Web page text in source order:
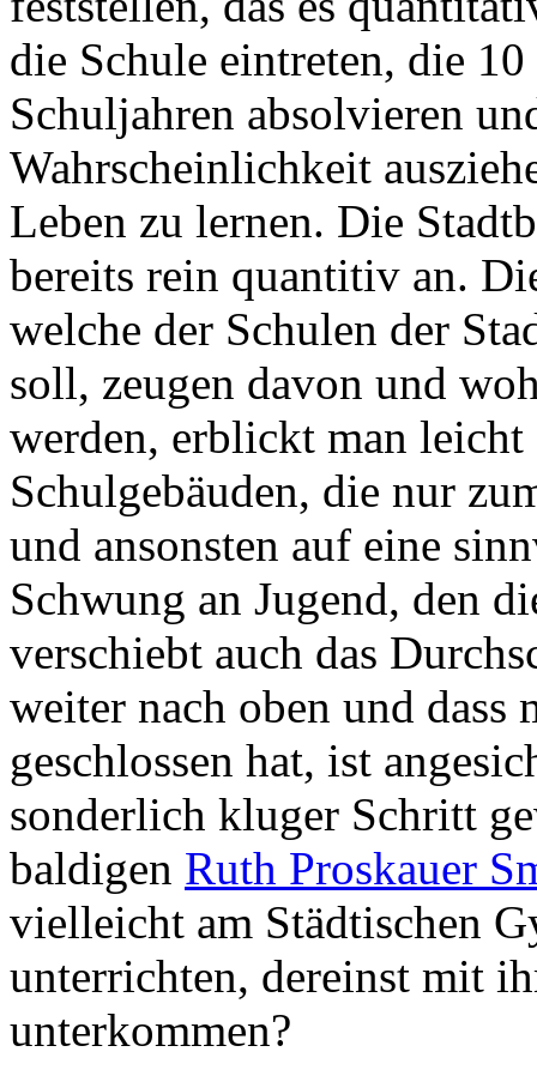
die Schule eintreten, die
Schuljahren absolvieren
Wahrscheinlichkeit
Leben zu lernen. Die
bereits rein quantitiv an.
welche der Schulen der
soll, zeugen davon und
werden, erblickt man
Schulgebäuden, die nur
und ansonsten auf eine
Schwung an Jugend, den
verschiebt auch das
weiter nach oben und dass
geschlossen hat, ist
sonderlich kluger Schritt
baldigen Ruth Proskauer
vielleicht am Städtischen
unterrichten, dereinst mit
unterkommen?